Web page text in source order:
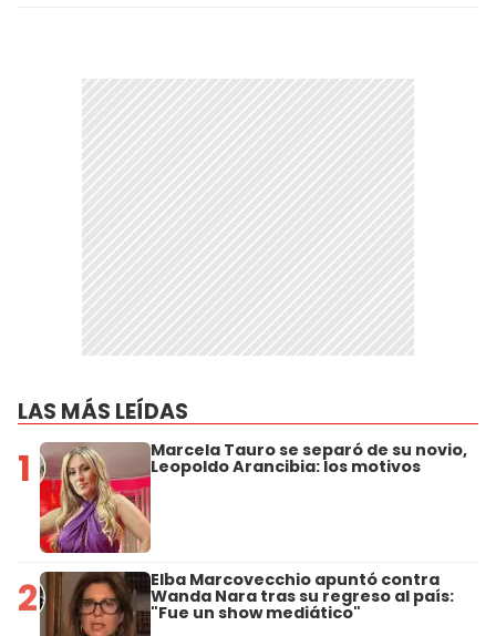
LAS MÁS LEÍDAS
1 Marcela Tauro se separó de su novio,
Leopoldo Arancibia: los motivos
2 Elba Marcovecchio apuntó contra
Wanda Nara tras su regreso al país:
"Fue un show mediático"